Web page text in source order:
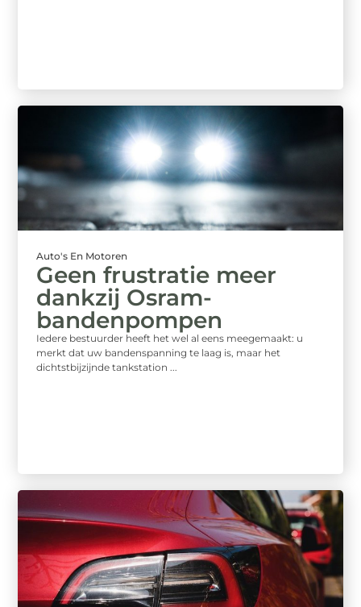
Auto's En Motoren
Geen frustratie meer
dankzij Osram-
bandenpompen
Iedere bestuurder heeft het wel al eens meegemaakt: u
merkt dat uw bandenspanning te laag is, maar het
dichtstbijzijnde tankstation ...